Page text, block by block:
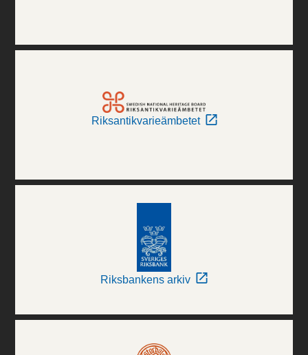
Riksantikvarieämbetet
Riksbankens arkiv